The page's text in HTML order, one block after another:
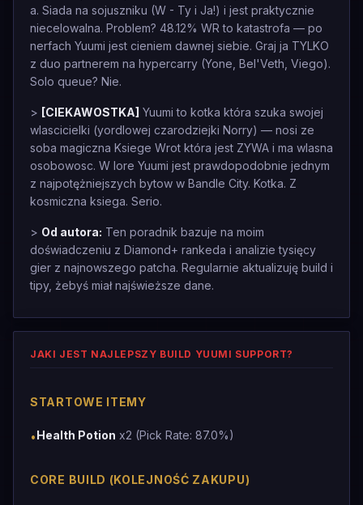
a. Siada na sojuszniku (W - Ty i Ja!) i jest praktycznie
niecelowalna. Problem? 48.12% WR to katastrofa — po
nerfach Yuumi jest cieniem dawnej siebie. Graj ja TYLKO
z duo partnerem na hypercarry (Yone, Bel'Veth, Viego).
Solo queue? Nie.
> [CIEKAWOSTKA] Yuumi to kotka która szuka swojej
wlascicielki (yordlowej czarodziejki Norry) — nosi ze
soba magiczna Ksiege Wrot która jest ZYWA i ma wlasna
osobowosc. W lore Yuumi jest prawdopodobnie jednym
z najpotężniejszych bytow w Bandle City. Kotka. Z
kosmiczna ksiega. Serio.
> Od autora: Ten poradnik bazuje na moim
doświadczeniu z Diamond+ rankeda i analizie tysięcy
gier z najnowszego patcha. Regularnie aktualizuję build i
tipy, żebyś miał najświeższe dane.
JAKI JEST NAJLEPSZY BUILD YUUMI SUPPORT?
STARTOWE ITEMY
•Health Potion x2 (Pick Rate: 87.0%)
CORE BUILD (KOLEJNOŚĆ ZAKUPU)